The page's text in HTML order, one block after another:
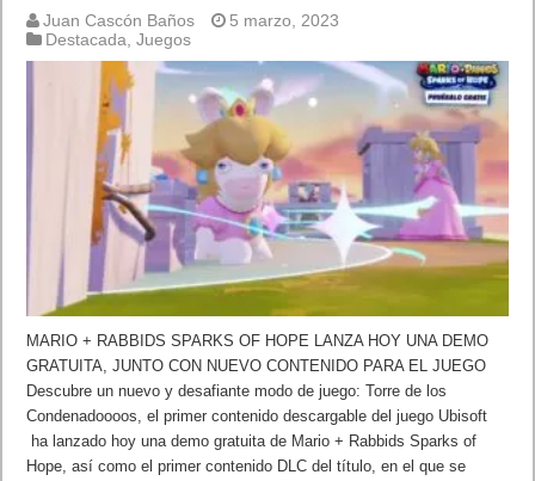
Juan Cascón Baños
5 marzo, 2023
Destacada ,Juegos
MARIO + RABBIDS SPARKS OF HOPE LANZA HOY UNA DEMO
GRATUITA, JUNTO CON NUEVO CONTENIDO PARA EL JUEGO
Descubre un nuevo y desafiante modo de juego: Torre de los
Condenadoooos, el primer contenido descargable del juego Ubisoft
ha lanzado hoy una demo gratuita de Mario + Rabbids Sparks of
Hope, así como el primer contenido DLC del título, en el que se